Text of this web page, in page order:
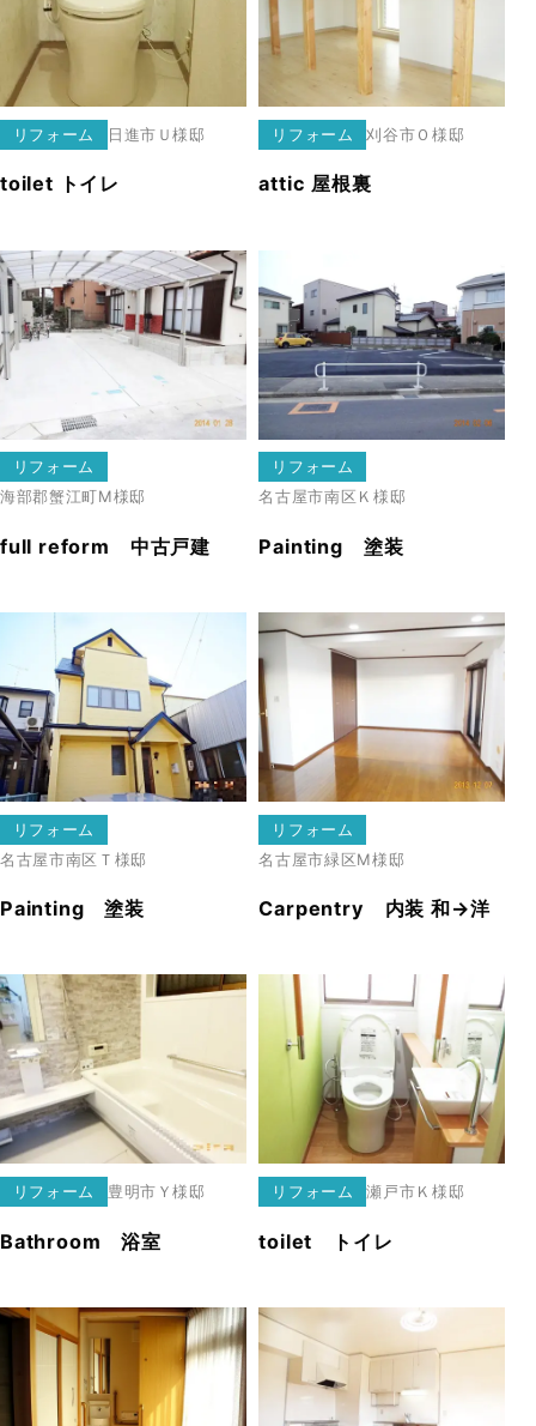
リフォーム 日進市 Ｕ様邸
toilet トイレ
リフォーム 刈谷市Ｏ様邸
attic 屋根裏
リフォーム
海部郡蟹江町Ⅿ様邸
full reform 中古戸建
リフォーム
名古屋市南区 Ｋ様邸
Painting 塗装
リフォーム
名古屋市南区 Ｔ様邸
Painting 塗装
リフォーム
名古屋市緑区Ⅿ様邸
Carpentry 内装 和→洋
リフォーム 豊明市 Ｙ様邸
Bathroom 浴室
リフォーム 瀬戸市Ｋ様邸
toilet トイレ